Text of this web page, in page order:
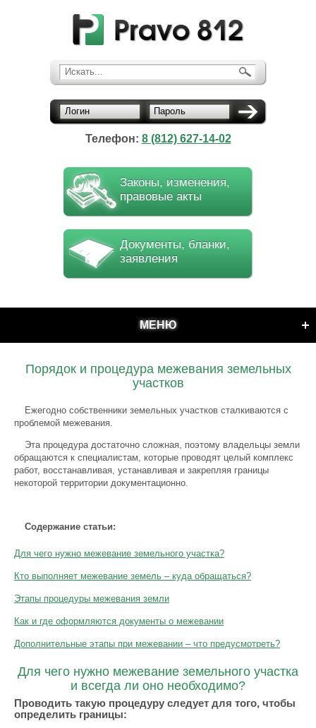
Искать...
Логин Пароль
Телефон: 8 (812) 627-14-02
Законы, изменения,
правовые акты
Документы, бланки,
заявления
МЕНЮ
Порядок и процедура межевания земельных
участков
Ежегодно собственники земельных участков сталкиваются с
проблемой межевания.
Эта процедура достаточно сложная, поэтому владельцы земли
обращаются к специалистам, которые проводят целый комплекс
работ, восстанавливая, устанавливая и закрепляя границы
некоторой территории документационно.
Содержание статьи:
Для чего нужно межевание земельного участка?
Кто выполняет межевание земель – куда обращаться?
Этапы процедуры межевания земли
Как и где оформляются документы о межевании
Дополнительные этапы при межевании – что предусмотреть?
Для чего нужно межевание земельного участка
и всегда ли оно необходимо?
Проводить такую процедуру следует для того, чтобы
определить границы: